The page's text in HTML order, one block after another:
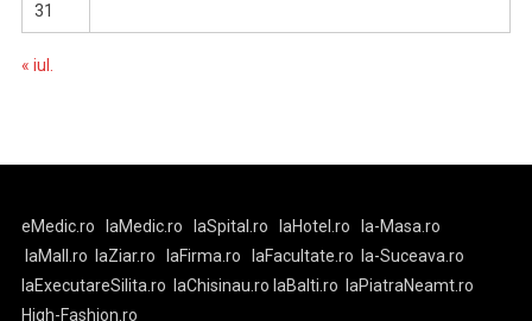
31
« iul.
eMedic.ro laMedic.ro laSpital.ro laHotel.ro
la-Masa.ro
laMall.ro
laZiar.ro laFirma.ro laFacultate.ro
la-Suceava.ro
laExecutareSilita.ro
laChisinau.ro laBalti.ro
laPiatraNeamt.ro
High-Fashion.ro